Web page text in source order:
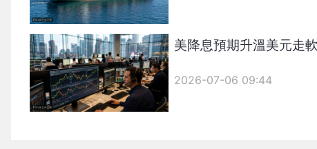
美降息預期升溫美元走
2026-07-06 09:44